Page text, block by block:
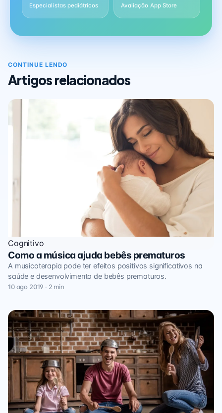
Especialistas pediátricos Avaliação App Store
CONTINUE LENDO
Artigos relacionados
Cognitivo
Como a música ajuda bebês prematuros
A musicoterapia pode ter efeitos positivos significativos na
saúde e desenvolvimento de bebês prematuros.
10 ago 2019 · 2 min